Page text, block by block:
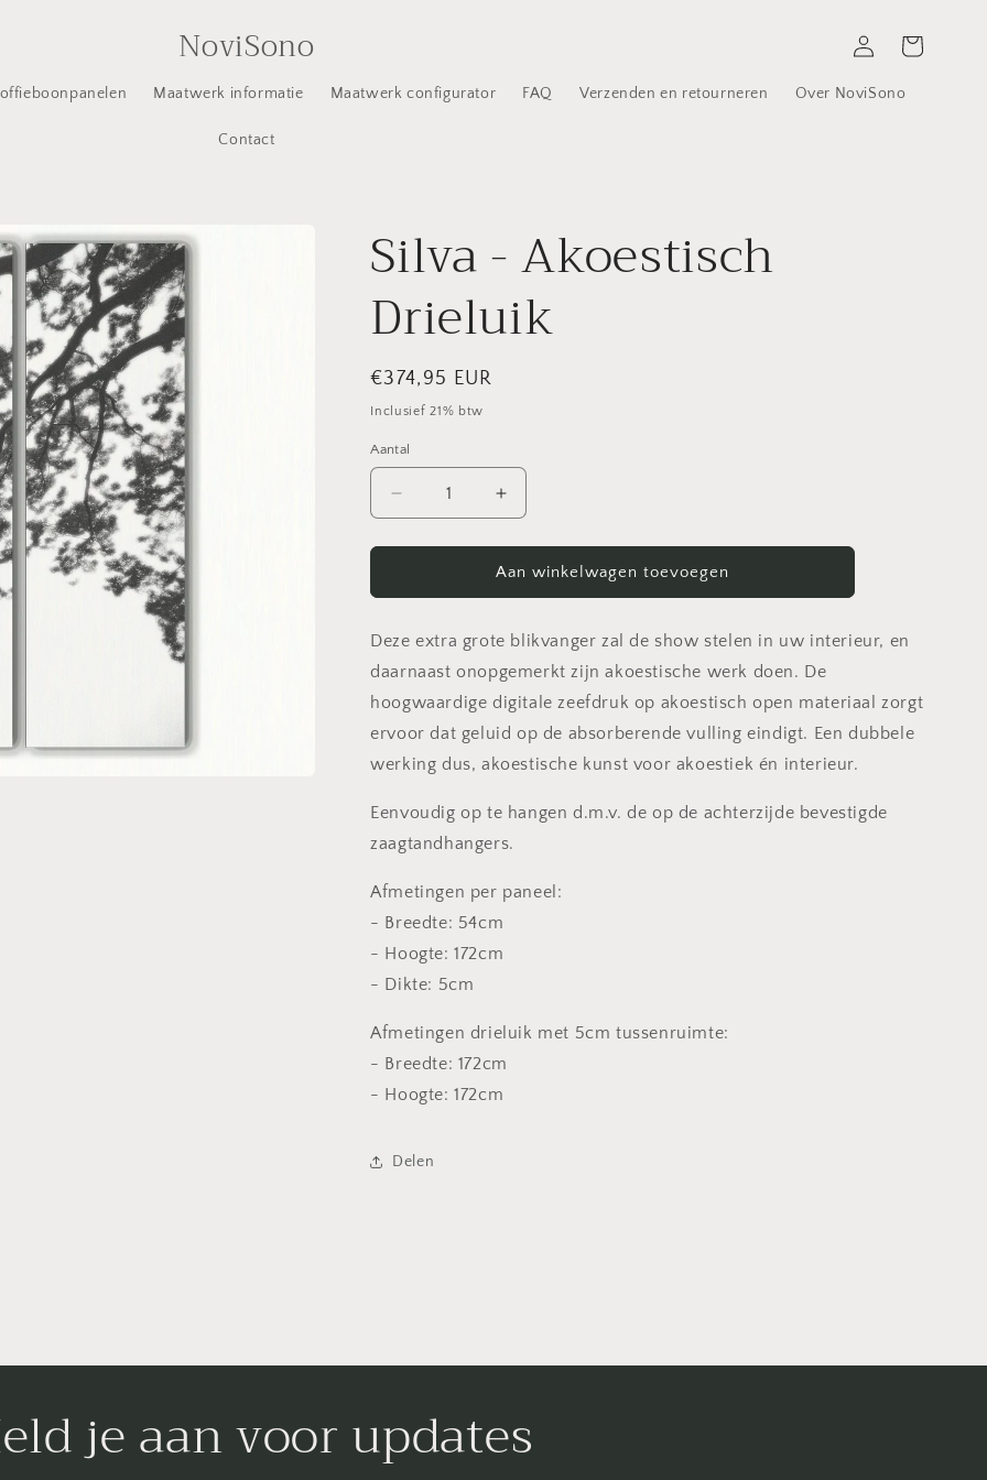
NoviSono
Maatwerk informatie Maatwerk configurator FAQ Verzenden en retourneren Over NoviSono
Contact
InloggenWinkelwagen
Silva - Akoestisch
Drieluik
Normale
prijs
€374,95 EUR
Inclusief 21% btw
Aantal
Aantal
Aantal
verlagen
voor
-
Drieluik
Aantal
verhogen
voor
Silva
-
Drieluik
Aan winkelwagen toevoegen
Deze extra grote blikvanger zal de show stelen in uw interieur, en
daarnaast onopgemerkt zijn akoestische werk doen. De
hoogwaardige digitale zeefdruk op akoestisch open materiaal zorgt
ervoor dat geluid op de absorberende vulling eindigt. Een dubbele
werking dus, akoestische kunst voor akoestiek én interieur.
Eenvoudig op te hangen d.m.v. de op de achterzijde bevestigde
zaagtandhangers.
Afmetingen per paneel:
- Breedte: 54cm
- Hoogte: 172cm
- Dikte: 5cm
Afmetingen drieluik met 5cm tussenruimte:
- Breedte: 172cm
- Hoogte: 172cm
Delen
je aan voor updates